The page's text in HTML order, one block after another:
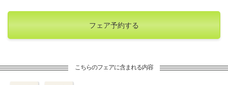
フェア予約する
こちらのフェアに含まれる内容